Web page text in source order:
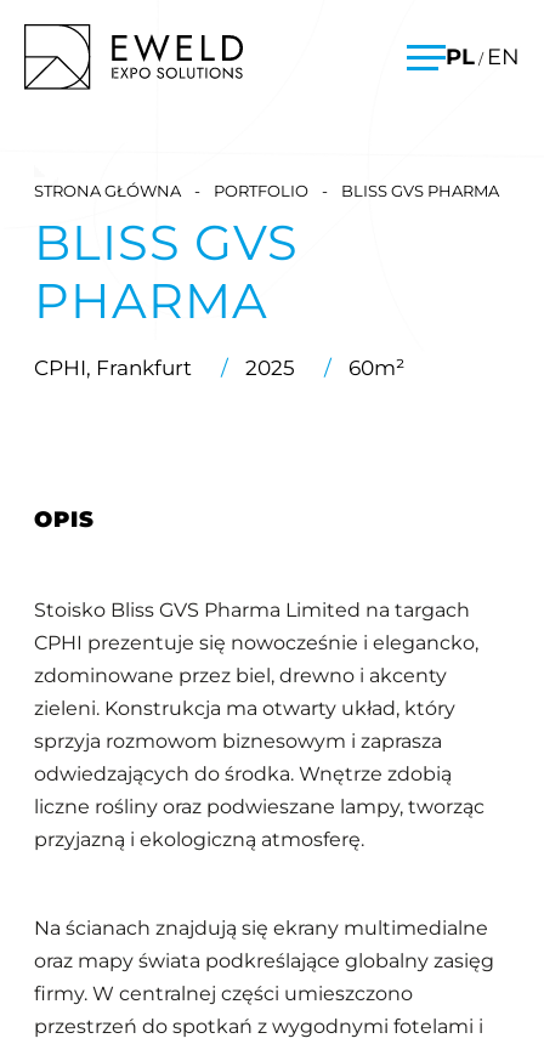
Skip
to
content
EWELD – stoiska targowe, budowa stoisk targowych Menu
PL / EN
BLISS GVS
PHARMA
CPHI, Frankfurt / 2025 / 60m²
STRONA GŁÓWNA - PORTFOLIO - BLISS GVS PHARMA
OPIS
Stoisko Bliss GVS Pharma Limited na targach
CPHI prezentuje się nowocześnie i elegancko,
zdominowane przez biel, drewno i akcenty
zieleni. Konstrukcja ma otwarty układ, który
sprzyja rozmowom biznesowym i zaprasza
odwiedzających do środka. Wnętrze zdobią
liczne rośliny oraz podwieszane lampy, tworząc
przyjazną i ekologiczną atmosferę.
Na ścianach znajdują się ekrany multimedialne
oraz mapy świata podkreślające globalny zasięg
firmy. W centralnej części umieszczono
przestrzeń do spotkań z wygodnymi fotelami i